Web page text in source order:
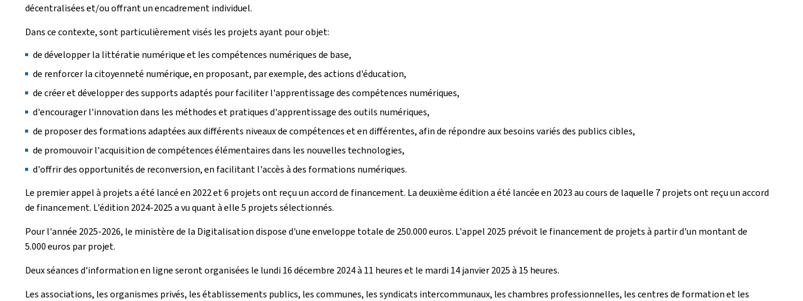
décentralisées et/ou offrant un encadrement individuel.
Dans ce contexte, sont particulièrement visés les projets ayant pour objet:
de développer la littératie numérique et les compétences numériques de base,
de renforcer la citoyenneté numérique, en proposant, par exemple, des actions d'éducation,
de créer et développer des supports adaptés pour faciliter l'apprentissage des compétences numériques,
d'encourager l'innovation dans les méthodes et pratiques d'apprentissage des outils numériques,
de proposer des formations adaptées aux différents niveaux de compétences et en différentes, afin de répondre aux besoins variés des publics cibles,
de promouvoir l'acquisition de compétences élémentaires dans les nouvelles technologies,
d'offrir des opportunités de reconversion, en facilitant l'accès à des formations numériques.
Le premier appel à projets a été lancé en 2022 et 6 projets ont reçu un accord de financement. La deuxième édition a été lancée en 2023 au cours de laquelle 7 projets ont reçu un accord
de financement. L'édition 2024-2025 a vu quant à elle 5 projets sélectionnés.
Pour l'année 2025-2026, le ministère de la Digitalisation dispose d'une enveloppe totale de 250.000 euros. L'appel 2025 prévoit le financement de projets à partir d'un montant de
5.000 euros par projet.
Deux séances d'information en ligne seront organisées le lundi 16 décembre 2024 à 11 heures et le mardi 14 janvier 2025 à 15 heures.
Les associations, les organismes privés, les établissements publics, les communes, les syndicats intercommunaux, les chambres professionnelles, les centres de formation et les